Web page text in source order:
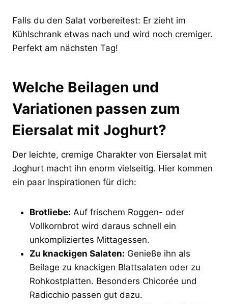
Falls du den Salat vorbereitest: Er zieht im
Kühlschrank etwas nach und wird noch cremiger.
Perfekt am nächsten Tag!
Welche Beilagen und
Variationen passen zum
Eiersalat mit Joghurt?
Der leichte, cremige Charakter von Eiersalat mit
Joghurt macht ihn enorm vielseitig. Hier kommen
ein paar Inspirationen für dich:
Brotliebe: Auf frischem Roggen- oder
Vollkornbrot wird daraus schnell ein
unkompliziertes Mittagessen.
Zu knackigen Salaten: Genieße ihn als
Beilage zu knackigen Blattsalaten oder zu
Rohkostplatten. Besonders Chicorée und
Radicchio passen gut dazu.